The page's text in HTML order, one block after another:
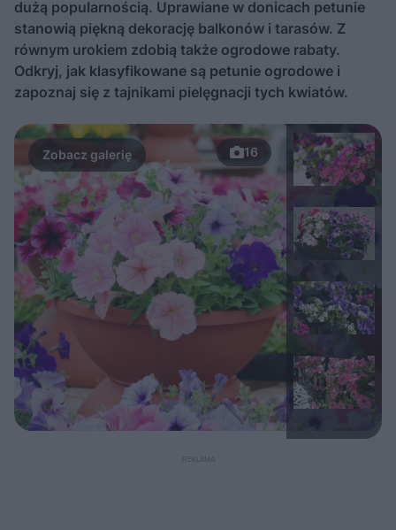
dużą popularnością. Uprawiane w donicach petunie
stanowią piękną dekorację balkonów i tarasów. Z
równym urokiem zdobią także ogrodowe rabaty.
Odkryj, jak klasyfikowane są petunie ogrodowe i
zapoznaj się z tajnikami pielęgnacji tych kwiatów.
16